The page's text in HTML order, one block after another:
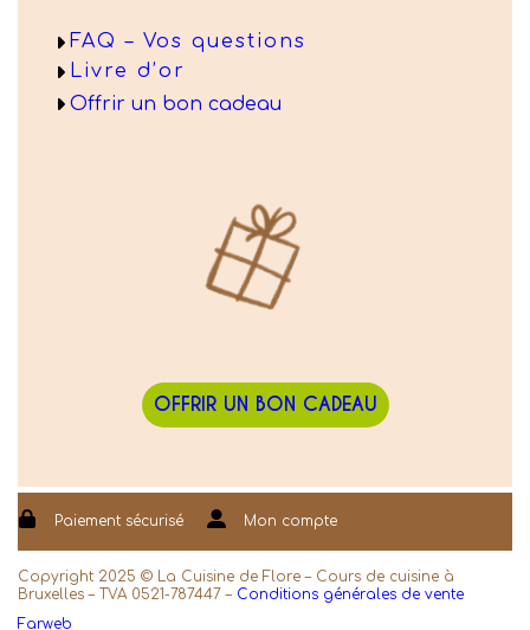
FAQ – Vos questions
Livre d’or
Offrir un bon cadeau
OFFRIR UN BON CADEAU
Paiement sécurisé Mon compte
Copyright 2025 © La Cuisine de Flore – Cours de cuisine à
Bruxelles – TVA 0521-787447 – Conditions générales de vente
Farweb